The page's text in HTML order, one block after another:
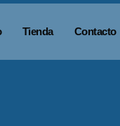
Tienda Contacto